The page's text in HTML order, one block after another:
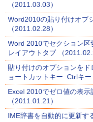
（2011.03.03）
Word2010の貼り付けオプ
（2011.02.28）
Word 2010でセクション区
レイアウトタブ （
貼り付けのオプションを
ョートカットキー−Ctrlキー
Excel 2010でゼロ値の表示
（2011.01.21）
IME辞書を自動的に更新す